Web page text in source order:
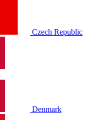
Czech Republic
Denmark